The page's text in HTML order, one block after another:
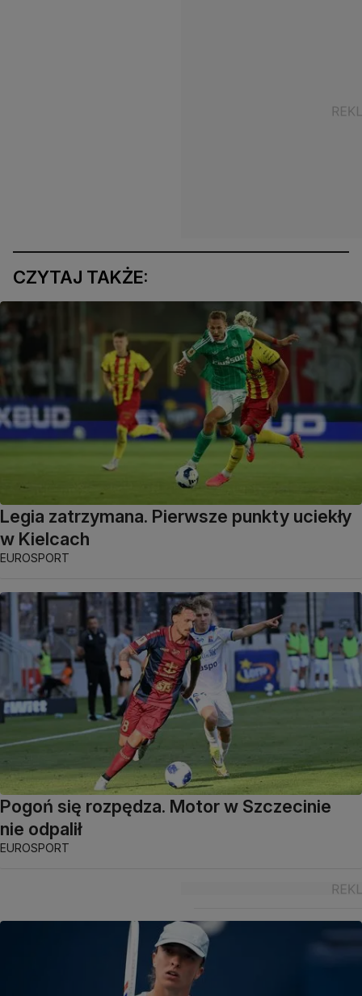
CZYTAJ TAKŻE:
Legia zatrzymana. Pierwsze punkty uciekły
w Kielcach
EUROSPORT
Pogoń się rozpędza. Motor w Szczecinie
nie odpalił
EUROSPORT